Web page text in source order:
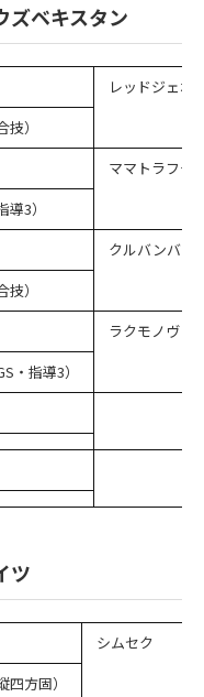
ベキスタン
レッドジェポ
）
ママトラフモ
3）
クルバンバエ
）
ラクモノヴ
・指導3）
ツ
シムセク
四方固）